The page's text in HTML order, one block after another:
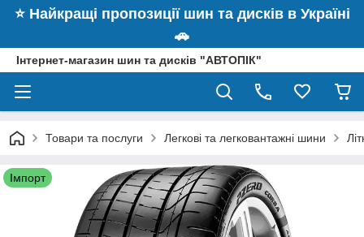
⭐️ Найкращі пропозиції шин та дисків в Україні
🚗
Інтернет-магазин шин та дисків "АВТОПІК"
Товари та послуги Легкові та легковантажні шини
Імпорт